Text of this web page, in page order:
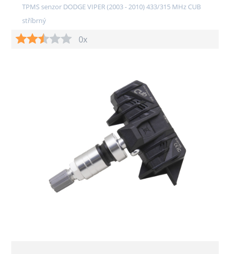
TPMS senzor DODGE VIPER (2003 - 2010) 433/315 MHz CUB
stříbrný
0x